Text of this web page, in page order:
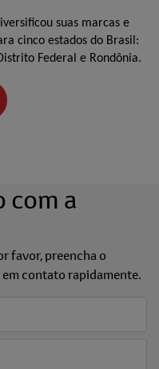
suas marcas e
cinco estados do Brasil:
Federal e Rondônia.
com a
favor, preencha o
contato rapidamente.